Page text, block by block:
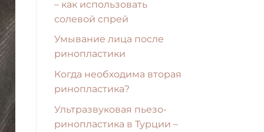
– как использовать
солевой спрей
Умывание лица после
ринопластики
Когда необходима вторая
ринопластика?
Ультразвуковая пьезо-
ринопластика в Турции –